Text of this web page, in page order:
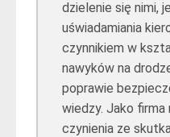
dzielenie się nimi,
uświadamiania
czynnikiem w
nawyków na
poprawie
wiedzy. Jako firma
czynienia ze